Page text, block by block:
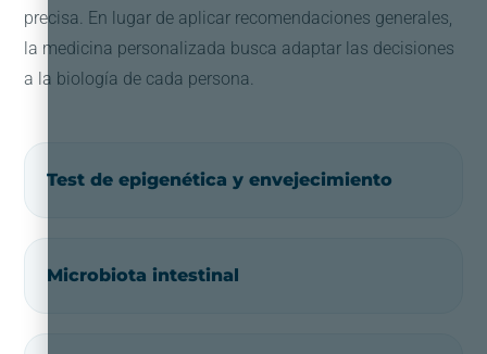
precisa. En lugar de aplicar recomendaciones generales,
la medicina personalizada busca adaptar las decisiones
a la biología de cada persona.
Test de epigenética y envejecimiento
Microbiota intestinal